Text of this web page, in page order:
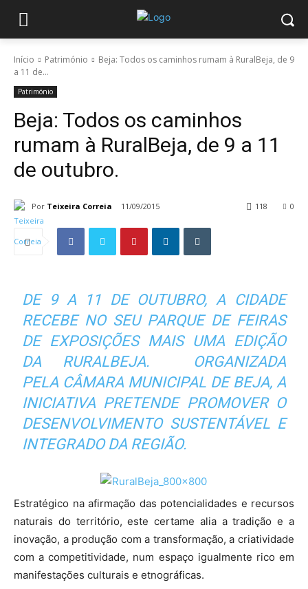
Início Património
Beja: Todos os caminhos rumam à RuralBeja, de 9
a 11 de...
Património
Beja: Todos os caminhos
rumam à RuralBeja, de 9 a 11
de outubro.
Por Teixeira Correia 11/09/2015 0
118
DE 9 A 11 DE OUTUBRO, A CIDADE
RECEBE NO SEU PARQUE DE FEIRAS
DE EXPOSIÇÕES MAIS UMA EDIÇÃO
DA RURALBEJA. ORGANIZADA
PELA CÂMARA MUNICIPAL DE BEJA, A
INICIATIVA PRETENDE PROMOVER O
DESENVOLVIMENTO SUSTENTÁVEL E
INTEGRADO DA REGIÃO.
Estratégico na afirmação das potencialidades e recursos
naturais do território, este certame alia a tradição e a
inovação, a produção com a transformação, a criatividade
com a competitividade, num espaço igualmente rico em
manifestações culturais e etnográficas.